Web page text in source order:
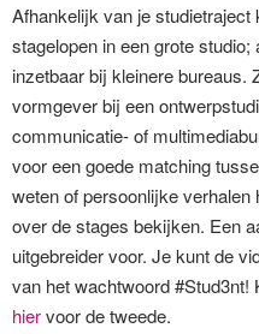
Afhankelijk van je studietraject
stagelopen in een grote
inzetbaar bij kleinere bureaus.
vormgever bij een
communicatie- of
voor een goede matching
weten of persoonlijke verhalen
over de stages bekijken. Een
uitgebreider voor. Je kunt de
van het wachtwoord #Stud3nt!
hiervoor de tweede.